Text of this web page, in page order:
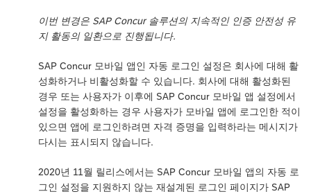
이번 변경은 SAP Concur 솔루션의 지속적인 인증 안전성 유
지 활동의 일환으로 진행됩니다.
SAP Concur 모바일 앱인 자동 로그인 설정은 회사에 대해 활
성화하거나 비활성화할 수 있습니다. 회사에 대해 활성화된
경우 또는 사용자가 이후에 SAP Concur 모바일 앱 설정에서
설정을 활성화하는 경우 사용자가 모바일 앱에 로그인한 적이
있으면 앱에 로그인하려면 자격 증명을 입력하라는 메시지가
다시는 표시되지 않습니다.
2020년 11월 릴리스에서는 SAP Concur 모바일 앱의 자동 로
그인 설정을 지원하지 않는 재설계된 로그인 페이지가 SAP